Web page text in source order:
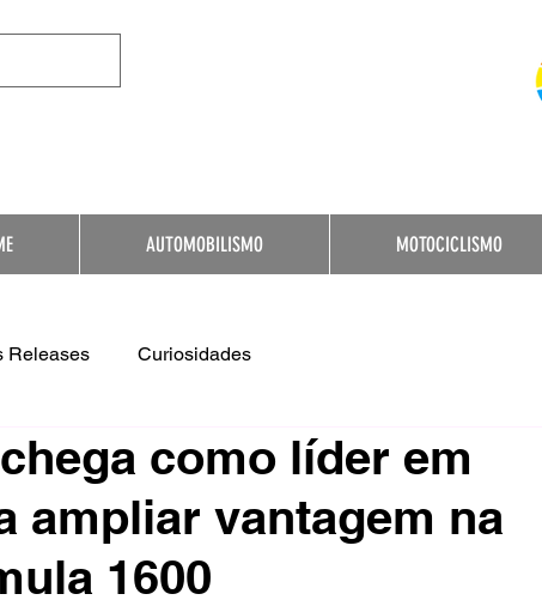
AUTOMOBILISMO MOTOCICLISMO
Releases Curiosidades
como líder em
ampliar vantagem na
1600